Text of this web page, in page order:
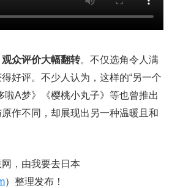
观众评价大幅翻转。不仅选角令人满
好评。不少人认为，这样的“另一个
啦A梦》《樱桃小丸子》等也曾推出
作不同，却展现出另一种温暖且和
，由我要去日本
）整理发布！